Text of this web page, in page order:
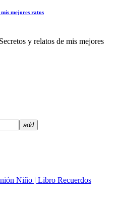
mejores ratos
y relatos de mis mejores
add